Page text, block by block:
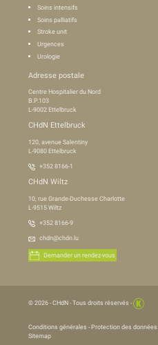
Soins intensifs
Soins palliatifs
Stroke unit
Urgences
Urologie
Adresse postale
Centre Hospitalier du Nord
B.P.103
L-9002 Ettelbruck
CHdN Ettelbruck
120, avenue Salentiny
L-9080 Ettelbruck
+352 8166-1
CHdN Wiltz
10, rue Grande-Duchesse Charlotte
L-9515 Wiltz
+352 8166-9
chdn@chdn.lu
Demander un rendez-vous
© 2026 -CHdN- Tous droits réservés -
Conditions générales -Protection des données
Sitemap